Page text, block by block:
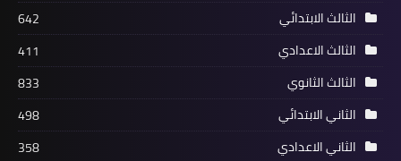
الثالث الابتدائي
642
الثالث الاعدادي
411
الثالث الثانوي
833
الثاني الابتدائي
498
الثاني الاعدادي
358